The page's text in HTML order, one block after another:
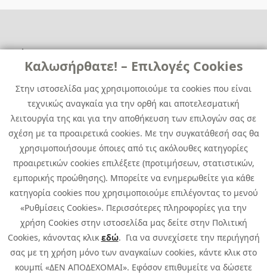
Καλωσήρθατε! – Επιλογές Cookies
Στην ιστοσελίδα μας χρησιμοποιούμε τα cookies που είναι
τεχνικώς αναγκαία για την ορθή και αποτελεσματική
λειτουργία της και για την αποθήκευση των επιλογών σας σε
σχέση με τα προαιρετικά cookies. Με την συγκατάθεσή σας θα
χρησιμοποιήσουμε όποιες από τις ακόλουθες κατηγορίες
προαιρετικών cookies επιλέξετε (προτιμήσεων, στατιστικών,
εμπορικής προώθησης). Μπορείτε να ενημερωθείτε για κάθε
κατηγορία cookies που χρησιμοποιούμε επιλέγοντας το μενού
«Ρυθμίσεις Cookies». Περισσότερες πληροφορίες για την
χρήση Cookies στην ιστοσελίδα μας δείτε στην Πολιτική
Cookies, κάνοντας κλικ εδώ. Για να συνεχίσετε την περιήγησή
σας με τη χρήση μόνο των αναγκαίων cookies, κάντε κλικ στο
κουμπί «ΔΕΝ ΑΠΟΔΕΧΟΜΑΙ». Εφόσον επιθυμείτε να δώσετε
Χρήσιμα
Χρήσιμα
Επικοινωνία
Media Kit
Καριέρα
Όμιλος Quest
Site Map